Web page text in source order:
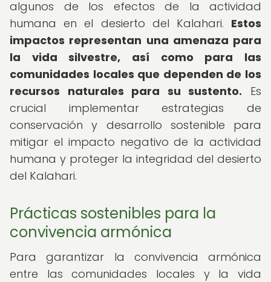
algunos de los efectos de la actividad
humana en el desierto del Kalahari. Estos
impactos representan una amenaza para
la vida silvestre, así como para las
comunidades locales que dependen de los
recursos naturales para su sustento. Es
crucial implementar estrategias de
conservación y desarrollo sostenible para
mitigar el impacto negativo de la actividad
humana y proteger la integridad del desierto
del Kalahari.
Prácticas sostenibles para la
convivencia armónica
Para garantizar la convivencia armónica
entre las comunidades locales y la vida